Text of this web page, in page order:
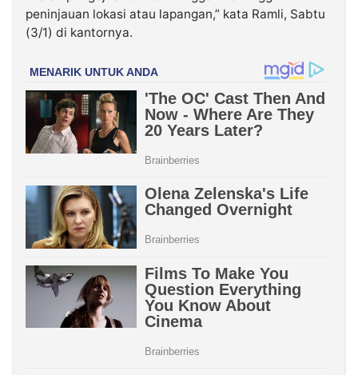
peninjauan lokasi atau lapangan,” kata Ramli, Sabtu
(3/1) di kantornya.